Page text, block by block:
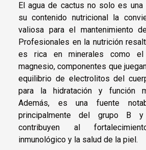
El agua de cactus no solo es
su contenido nutricional la
valiosa para el mantenimiento
Profesionales en la nutrición
es rica en minerales como
magnesio, componentes que
equilibrio de electrolitos del
para la hidratación y función
Además, es una fuente
principalmente del grupo B
contribuyen al
inmunológico y la salud de la piel.